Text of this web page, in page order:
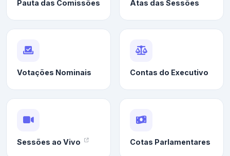
Pauta das Comissões Atas das Sessões
Votações Nominais Contas do Executivo
Sessões ao Vivo Cotas Parlamentares